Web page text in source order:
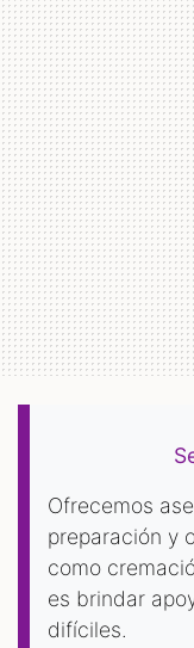
Ofrecemos
preparación y
como
es brindar
difíciles.